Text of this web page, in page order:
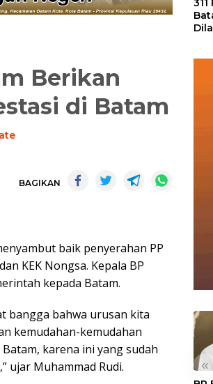
Berikan
di Batam
BAGIKAN
baik penyerahan PP
KEK Nongsa. Kepala BP
kepada Batam.
bangga bahwa urusan kita
kemudahan-kemudahan
karena ini yang sudah
ujar Muhammad Rudi.
«